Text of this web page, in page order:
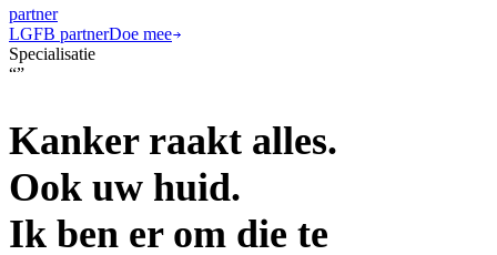
partner
LGFB partnerDoe mee
Specialisatie
“”
Kanker raakt alles.
Ook uw huid.
Ik ben er om die te